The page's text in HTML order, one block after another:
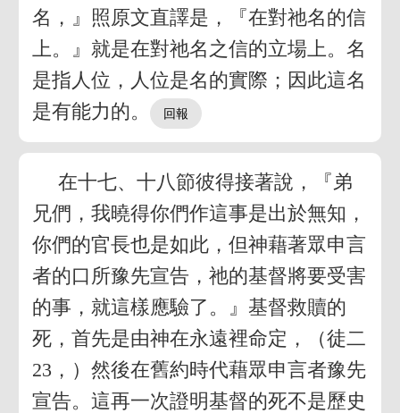
名，』照原文直譯是，『在對祂名的信
上。』就是在對祂名之信的立場上。名
是指人位，人位是名的實際；因此這名
是有能力的。
在十七、十八節彼得接著說，『弟
兄們，我曉得你們作這事是出於無知，
你們的官長也是如此，但神藉著眾申言
者的口所豫先宣告，祂的基督將要受害
的事，就這樣應驗了。』基督救贖的
死，首先是由神在永遠裡命定，（徒二
23，）然後在舊約時代藉眾申言者豫先
宣告。這再一次證明基督的死不是歷史